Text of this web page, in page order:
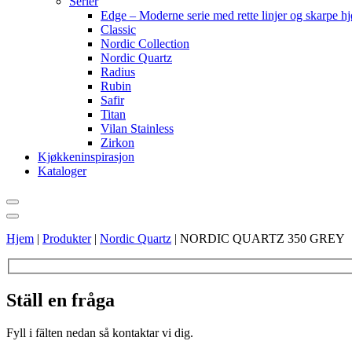
Edge – Moderne serie med rette linjer og skarpe
Classic
Nordic Collection
Nordic Quartz
Radius
Rubin
Safir
Titan
Vilan Stainless
Zirkon
Kjøkkeninspirasjon
Kataloger
Hjem | Produkter| Nordic Quartz | NORDIC QUARTZ 350 GREY
Ställ en fråga
Fyll i fälten nedan så kontaktar vi dig.